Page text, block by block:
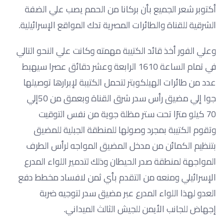
أكتوبر شعر الجميع بأن بركانا من الحمم يصب علي الضفة
الشرقية للقناة والطائرات المصرية تدك المواقع الإسرائيلية.
وعلي الفور أخذ قائد الكتيبة مهمته وكانت علي النحو التالي
في تمام الساعة 1610 الرابعة وعشر دقائق عصرا سيهبط
عدد من طائرات الهيلكوبتر لتحمل الكتيبة لإبرارها توصيلها
جوا إلي مضيق رأس سدر شرق القناة وبعمق من 50إلي
70 كيلو مترًا تحت ستر مظلة جوية من نفس التوقيت
وتقوم الكتيبة بمجرد وصولها للمنطقة الجبلية للمضيق
بتنظيم الكمائن من مدخل المضيق المواجه لرأس الطرف
المواجهة لمنطقة صدر الحيطان وذلك لتدمير اللواء المدرع
الإسرائيلي ومنعه من التقدم بأي ثمن لافساد مخطط دفع
العدو لهذا اللواء المدرع عبر مضيق سدر لتوجيه ضربة
إجهاض للجانب الأيمن للجيش الثالث الميداني.